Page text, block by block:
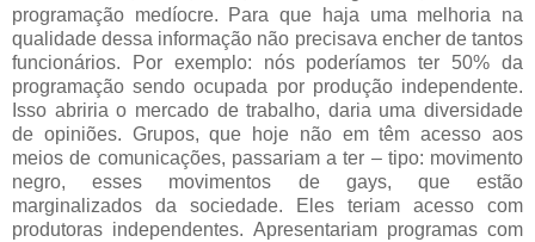
programação medíocre. Para que haja uma melhoria na
qualidade dessa informação não precisava encher de tantos
funcionários. Por exemplo: nós poderíamos ter 50% da
programação sendo ocupada por produção independente.
Isso abriria o mercado de trabalho, daria uma diversidade
de opiniões. Grupos, que hoje não em têm acesso aos
meios de comunicações, passariam a ter – tipo: movimento
negro, esses movimentos de gays, que estão
marginalizados da sociedade. Eles teriam acesso com
produtoras independentes. Apresentariam programas com